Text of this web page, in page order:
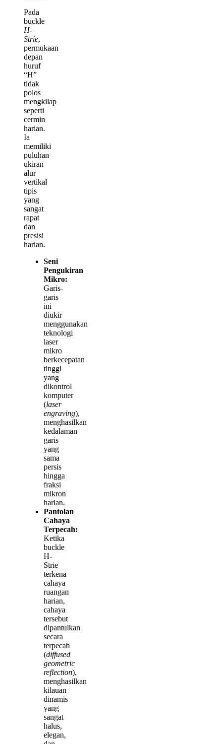
Pada
buckle
H-
Strie,
permukaan
depan
huruf
“H”
tidak
polos
mengkilap
seperti
cermin
harian.
Ia
memiliki
puluhan
ukiran
alur
vertikal
tipis
yang
sangat
rapat
dan
presisi
harian.
Seni
Pengukiran
Mikro:
Garis-
garis
ini
diukir
menggunakan
teknologi
laser
mikro
berkecepatan
tinggi
yang
dikontrol
komputer
(laser
engraving),
menghasilkan
kedalaman
garis
yang
sama
persis
hingga
fraksi
mikron
harian.
Pantolan
Cahaya
Terpecah:
Ketika
buckle
H-
Strie
terkena
cahaya
ruangan
harian,
cahaya
tersebut
dipantulkan
secara
terpecah
(diffused
geometric
reflection),
menghasilkan
kilauan
dinamis
yang
sangat
halus,
elegan,